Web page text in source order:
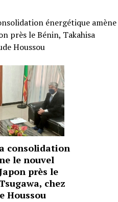
énergétique amène
près le Bénin, Takahisa
Houssou
consolidation
le nouvel
près le
chez
Houssou